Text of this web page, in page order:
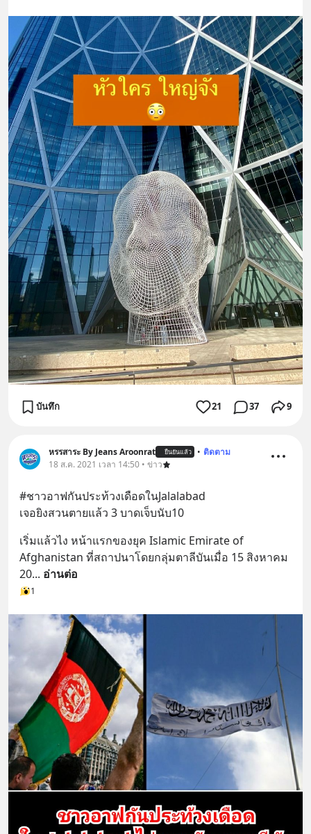
บันทึก 21 37 9
หรรสาระ By Jeans Aroonrat ยืนยันแล้ว • ติดตาม
18 ส.ค. 2021 เวลา 14:50 • ข่าว
#ชาวอาฟกันประท้วงเดือดในJalalabad
เจอยิงสวนตายแล้ว 3 บาดเจ็บนับ10
เริ่มแล้วไง หน้าแรกของยุค Islamic Emirate of
Afghanistan ที่สถาปนาโดยกลุ่มตาลีบันเมื่อ 15 สิงหาคม
20... อ่านต่อ
1